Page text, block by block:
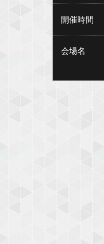
開催時間
会場名